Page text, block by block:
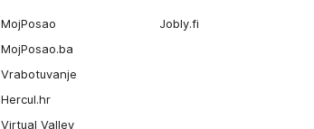
MojPosao
MojPosao.ba
Vrabotuvanje
Hercul.hr
Virtual Valley
Jobly.fi